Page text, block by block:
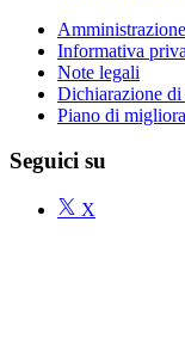
Informativa
Note legali
Dichiarazione di
Piano di
Seguici su
X